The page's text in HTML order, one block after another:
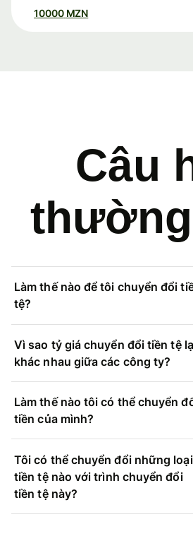
10000 MZN
Câu
Làm thế nào để tôi chuyển đổi
tệ?
Vì sao tỷ giá chuyển đổi tiền tệ
khác nhau giữa các công ty?
Làm thế nào tôi có thể chuyển
tiền của mình?
Tôi có thể chuyển đổi những loại
tiền tệ nào với trình chuyển đổi
tiền tệ này?